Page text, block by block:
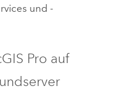
und -
Pro auf